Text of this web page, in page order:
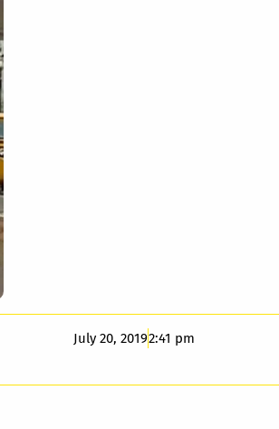
July 20, 20192:41 pm